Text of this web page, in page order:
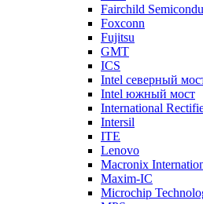
Fairchild
Foxconn
Fujitsu
GMT
ICS
Intel северный
Intel южный мост
International
Intersil
ITE
Lenovo
Macronix
Maxim-IC
Microchip